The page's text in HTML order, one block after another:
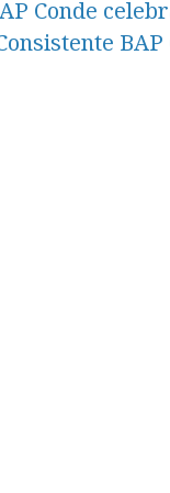
Conde
BAP